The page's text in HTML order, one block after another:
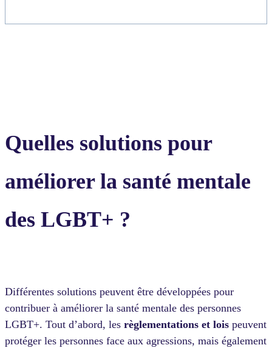
Quelles solutions pour
améliorer la santé mentale
des LGBT+ ?
Différentes solutions peuvent être développées pour
contribuer à améliorer la santé mentale des personnes
LGBT+. Tout d’abord, les règlementations et lois peuvent
protéger les personnes face aux agressions, mais également